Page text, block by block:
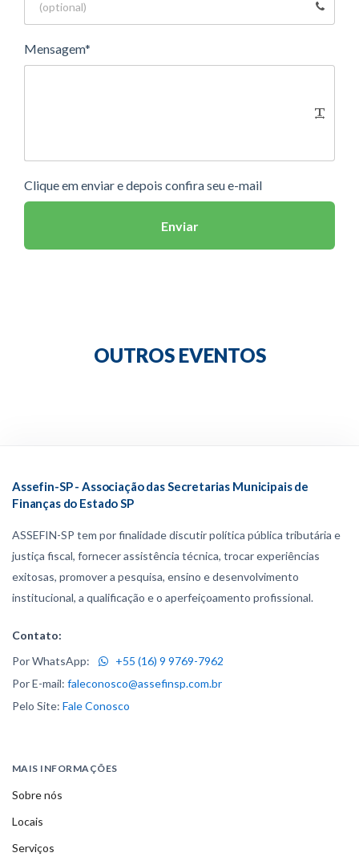
Mensagem*
Clique em enviar e depois confira seu e-mail
Enviar
OUTROS EVENTOS
Assefin-SP - Associação das Secretarias Municipais de
Finanças do Estado SP
ASSEFIN-SP tem por finalidade discutir política pública tributária e
justiça fiscal, fornecer assistência técnica, trocar experiências
exitosas, promover a pesquisa, ensino e desenvolvimento
institucional, a qualificação e o aperfeiçoamento profissional.
Contato:
Por WhatsApp:
+55 (16) 9 9769-7962
Por E-mail: faleconosco@assefinsp.com.br
Pelo Site: Fale Conosco
MAIS INFORMAÇÕES
Sobre nós
Locais
Serviços